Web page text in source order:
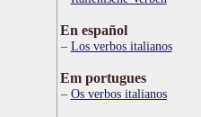
En español
Los verbos italianos
Em portugues
Os verbos italianos